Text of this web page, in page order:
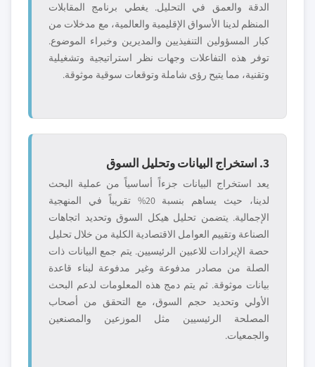
الدقة والعمق في التحليل. يغطي برنامج المقابلات
المنظم لدينا الأسواق الإقليمية والعالمية، مع مدخلات من
كبار المسؤولين التنفيذيين والمديرين وخبراء الموضوع.
توفر هذه التفاعلات وجهات نظر استراتيجية وتشغيلية
وتقنية، مما يتيح رؤى شاملة وتوقعات سوقية موثوقة.
3. استخراج البيانات وتحليل السوق
يعد استخراج البيانات جزءاً أساسياً من عملية البحث
لدينا، حيث يساهم بنسبة 20% تقريباً في المنهجية
الإجمالية. يتضمن تحليل هيكل السوق وتحديد اتجاهات
الصناعة وتقييم العوامل الاقتصادية الكلية من خلال تحليل
حصة الإيرادات للاعبين الرئيسيين. يتم جمع البيانات ذات
الصلة من مصادر مدفوعة وغير مدفوعة لبناء قاعدة
بيانات موثوقة. ثم يتم دمج هذه المعلومات لدعم البحث
الأولي وتحديد حجم السوق، مع التحقق من أصحاب
المصلحة الرئيسيين مثل الموزعين والمصنعين
والجمعيات.